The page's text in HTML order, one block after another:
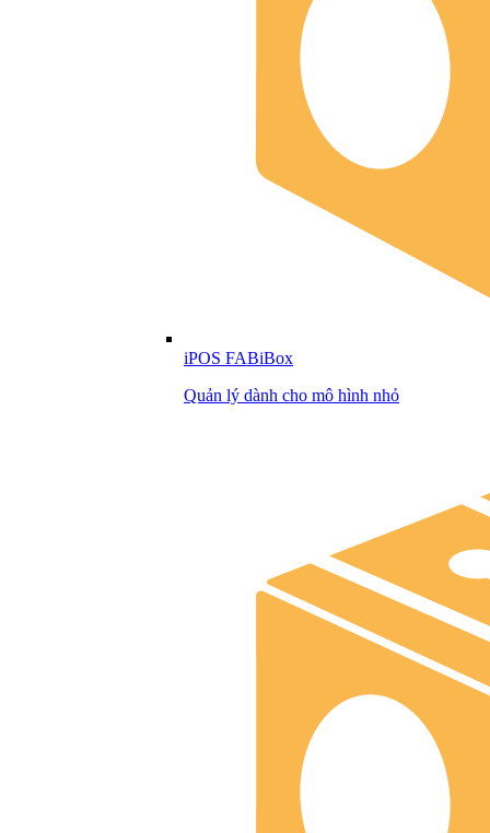
iPOS FABiBox
Quản lý dành cho mô hình nhỏ